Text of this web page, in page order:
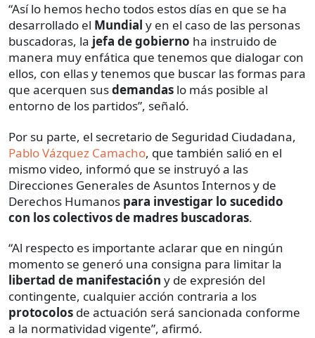
“Así lo hemos hecho todos estos días en que se ha
desarrollado el Mundial y en el caso de las personas
buscadoras, la jefa de gobierno ha instruido de
manera muy enfática que tenemos que dialogar con
ellos, con ellas y tenemos que buscar las formas para
que acerquen susdemandas lo más posible al
entorno de los partidos”, señaló.
Por su parte, el secretario de Seguridad Ciudadana,
Pablo Vázquez Camacho, que también salió en el
mismo video, informó que se instruyó a las
Direcciones Generales de Asuntos Internos y de
Derechos Humanos para investigar lo sucedido
con los colectivos de madres buscadoras.
“Al respecto es importante aclarar que en ningún
momento se generó una consigna para limitar la
libertad de manifestación y de expresión del
contingente, cualquier acción contraria a los
protocolos de actuación será sancionada conforme
a la normatividad vigente”, afirmó.